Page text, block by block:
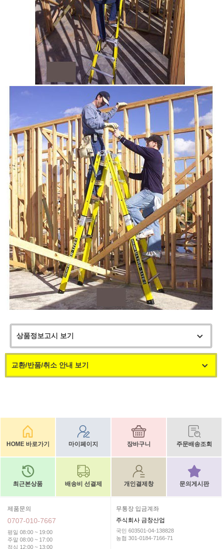
상품정보고시 보기
교환/반품/취소 안내 보기
HOME 바로가기 마이페이지 장바구니 주문배송조회
최근본상품 배송비 선결제 개인결제창 문의게시판
제품문의
0707-010-7667
평일 08:00 ~ 19:00
주말 08:00 ~ 17:00
점심 12:00 ~ 13:00
무통장 입금계좌
주식회사 금창산업
국민 603501-04-138828
농협 301-0184-7166-71